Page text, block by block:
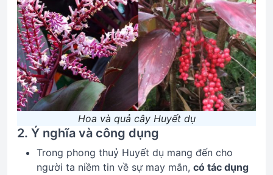
Hoa và quả cây Huyết dụ
2. Ý nghĩa và công dụng
Trong phong thuỷ Huyết dụ mang đến cho
người ta niềm tin về sự may mắn, có tác dụng